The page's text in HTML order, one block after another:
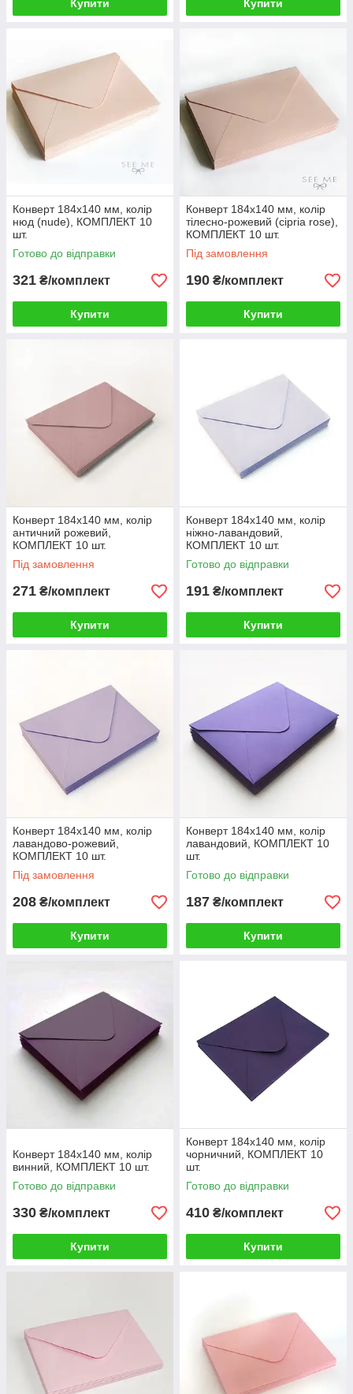
Купити Купити
Конверт 184x140 мм, колір
нюд (nude), КОМПЛЕКТ 10
шт.
Готово до відправки
321 ₴/комплект
Купити
Конверт 184x140 мм, колір
тілесно-рожевий (cipria rose),
КОМПЛЕКТ 10 шт.
Під замовлення
190 ₴/комплект
Купити
Конверт 184x140 мм, колір
античний рожевий,
КОМПЛЕКТ 10 шт.
Під замовлення
271 ₴/комплект
Купити
Конверт 184x140 мм, колір
ніжно-лавандовий,
КОМПЛЕКТ 10 шт.
Готово до відправки
191 ₴/комплект
Купити
Конверт 184x140 мм, колір
лавандово-рожевий,
КОМПЛЕКТ 10 шт.
Під замовлення
208 ₴/комплект
Купити
Конверт 184x140 мм, колір
лавандовий, КОМПЛЕКТ 10
шт.
Готово до відправки
187 ₴/комплект
Купити
Конверт 184x140 мм, колір
винний, КОМПЛЕКТ 10 шт.
Готово до відправки
330 ₴/комплект
Купити
Конверт 184x140 мм, колір
чорничний, КОМПЛЕКТ 10
шт.
Готово до відправки
410 ₴/комплект
Купити